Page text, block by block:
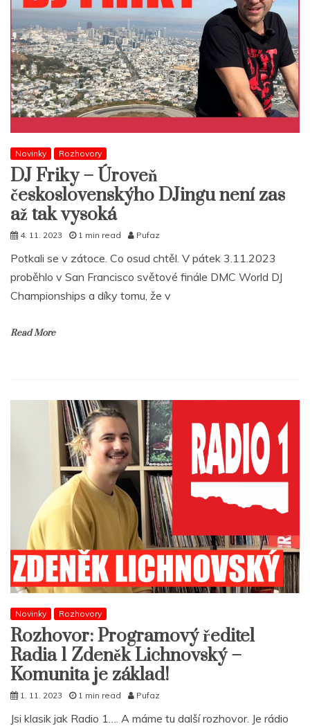
Novinky Rozhovory
DJ Friky – Úroveň
československýho DJingu není zas
až tak vysoká
4. 11. 2023 1 min read Pufaz
Potkali se v zátoce. Co osud chtěl. V pátek 3.11.2023
proběhlo v San Francisco světové finále DMC World DJ
Championships a díky tomu, že v
Read More
Novinky Rozhovory
Rozhovor: Programový ředitel
Radia 1 Zdeněk Lichnovský –
Komunita je základ!
1. 11. 2023 1 min read Pufaz
Jsi klasik jak Radio 1…. A máme tu další rozhovor. Je rádio